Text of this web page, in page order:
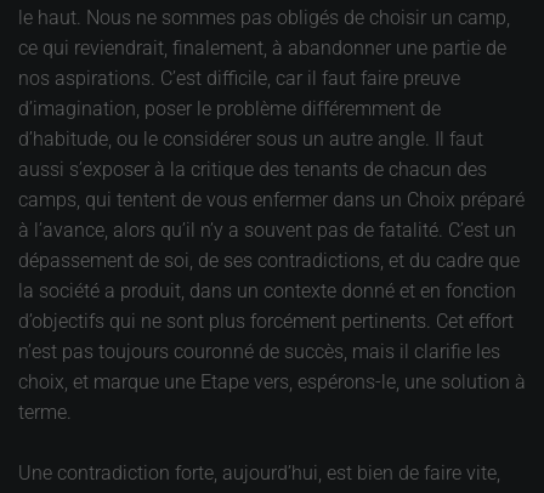
le haut. Nous ne sommes pas obligés de choisir un camp,
ce qui reviendrait, finalement, à abandonner une partie de
nos aspirations. C’est difficile, car il faut faire preuve
d’imagination, poser le problème différemment de
d’habitude, ou le considérer sous un autre angle. Il faut
aussi s’exposer à la critique des tenants de chacun des
camps, qui tentent de vous enfermer dans un Choix préparé
à l’avance, alors qu’il n’y a souvent pas de fatalité. C’est un
dépassement de soi, de ses contradictions, et du cadre que
la société a produit, dans un contexte donné et en fonction
d’objectifs qui ne sont plus forcément pertinents. Cet effort
n’est pas toujours couronné de succès, mais il clarifie les
choix, et marque une Etape vers, espérons-le, une solution à
terme.
Une contradiction forte, aujourd’hui, est bien de faire vite,